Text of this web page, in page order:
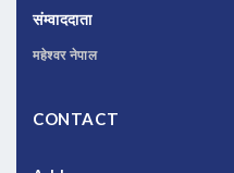
संम्वाददाता
महेश्वर नेपाल
CONTACT